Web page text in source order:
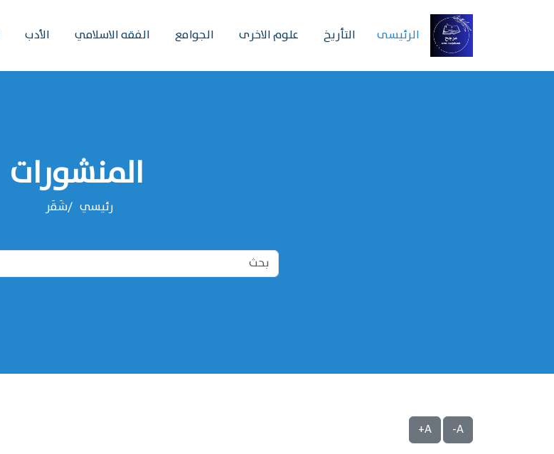
الرئیسی التأريخ علوم الاخرى الجوامع الفقه الاسلامي الأدب
المنشورات
رئيسي شَقَر
A-
A+